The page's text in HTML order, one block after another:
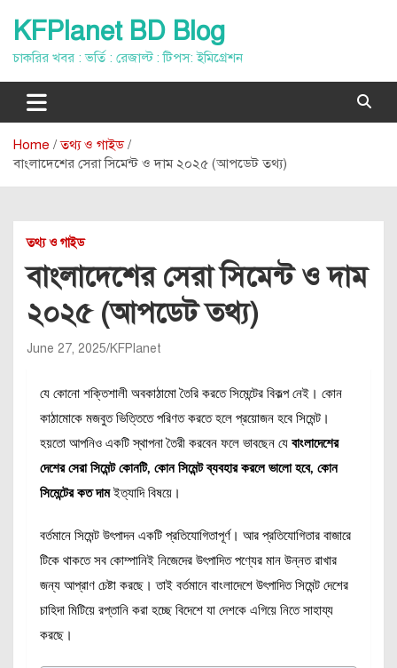
content
KFPlanet BD Blog
চাকরির খবর : ভর্তি : রেজাল্ট : টিপস: ইমিগ্রেশন
Home
তথ্য ও গাইড
বাংলাদেশের সেরা সিমেন্ট ও দাম ২০২৫ (আপডেট তথ্য)
তথ্য ও গাইড
বাংলাদেশের সেরা সিমেন্ট ও দাম
২০২৫ (আপডেট তথ্য)
June 27, 2025 KFPlanet
যে কোনো শক্তিশালী অবকাঠামো তৈরি করতে সিমেন্টের বিকল্প নেই। কোন
কাঠামোকে মজবুত ভিত্তিতে পরিণত করতে হলে প্রয়োজন হবে সিমেন্ট।
হয়তো আপনিও একটি স্থাপনা তৈরী করবেন ফলে ভাবছেন যে বাংলাদেশের
দেশের সেরা সিমেন্ট কোনটি, কোন সিমেন্ট ব্যবহার করলে ভালো হবে, কোন
সিমেন্টের কত দামইত্যাদি বিষয়ে।
বর্তমানে সিমেন্ট উৎপাদন একটি প্রতিযোগিতাপূর্ণ। আর প্রতিযোগিতার বাজারে
টিকে থাকতে সব কোম্পানিই নিজেদের উৎপাদিত পণ্যের মান উন্নত রাখার
জন্য আপ্রাণ চেষ্টা করছে। তাই বর্তমানে বাংলাদেশে উৎপাদিত সিমেন্ট দেশের
চাহিদা মিটিয়ে রপ্তানি করা হচ্ছে বিদেশে যা দেশকে এগিয়ে নিতে সাহায্য
করছে।